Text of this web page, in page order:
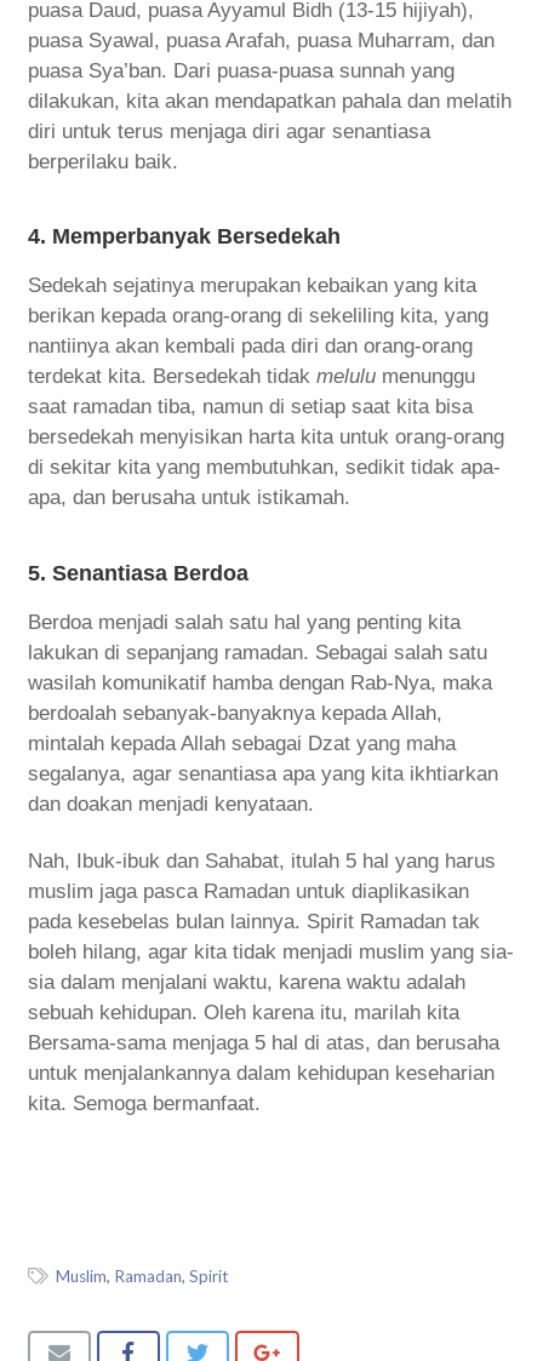
puasa Daud, puasa Ayyamul Bidh (13-15 hijiyah),
puasa Syawal, puasa Arafah, puasa Muharram, dan
puasa Sya’ban. Dari puasa-puasa sunnah yang
dilakukan, kita akan mendapatkan pahala dan melatih
diri untuk terus menjaga diri agar senantiasa
berperilaku baik.
4. Memperbanyak Bersedekah
Sedekah sejatinya merupakan kebaikan yang kita
berikan kepada orang-orang di sekeliling kita, yang
nantiinya akan kembali pada diri dan orang-orang
terdekat kita. Bersedekah tidak melulumenunggu
saat ramadan tiba, namun di setiap saat kita bisa
bersedekah menyisikan harta kita untuk orang-orang
di sekitar kita yang membutuhkan, sedikit tidak apa-
apa, dan berusaha untuk istikamah.
5. Senantiasa Berdoa
Berdoa menjadi salah satu hal yang penting kita
lakukan di sepanjang ramadan. Sebagai salah satu
wasilah komunikatif hamba dengan Rab-Nya, maka
berdoalah sebanyak-banyaknya kepada Allah,
mintalah kepada Allah sebagai Dzat yang maha
segalanya, agar senantiasa apa yang kita ikhtiarkan
dan doakan menjadi kenyataan.
Nah, Ibuk-ibuk dan Sahabat, itulah 5 hal yang harus
muslim jaga pasca Ramadan untuk diaplikasikan
pada kesebelas bulan lainnya. Spirit Ramadan tak
boleh hilang, agar kita tidak menjadi muslim yang sia-
sia dalam menjalani waktu, karena waktu adalah
sebuah kehidupan. Oleh karena itu, marilah kita
Bersama-sama menjaga 5 hal di atas, dan berusaha
untuk menjalankannya dalam kehidupan keseharian
kita. Semoga bermanfaat.
Muslim, Ramadan, Spirit